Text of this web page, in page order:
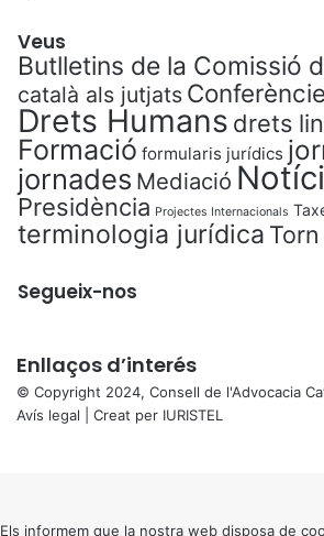
Veus
Butlletins de la Comissió
català als jutjats
Drets Humans drets
Formació formularis jurídics
jornades Mediació
Presidència Projectes Internacionals
terminologia jurídica
Segueix-nos
Enllaços d’interés
© Copyright 2024, Consell de l'Advocacia
Avís legal | Creat per IURISTEL
button
Els informem que la nostra web disposa de